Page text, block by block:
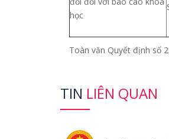
học
Toàn văn Quyết định số
TIN LIÊN QUAN